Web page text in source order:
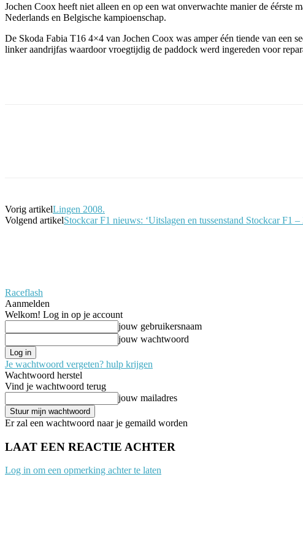
Jochen Coox heeft niet alleen en op een wat onverwachte manier de éérste
Nederlands en Belgische kampioenschap.
De Skoda Fabia T16 4×4 van Jochen Coox was amper één tiende van een
linker aandrijfas waardoor vroegtijdig de paddock werd ingereden voor
Vorig artikelLingen 2008.
Volgend artikelStockcar F1 nieuws: ‘Uitslagen en tussenstand Stockcar F1 –
Raceflash
Aanmelden
Welkom! Log in op je account
jouw gebruikersnaam
jouw wachtwoord
Je wachtwoord vergeten? hulp krijgen
Wachtwoord herstel
Vind je wachtwoord terug
jouw mailadres
Er zal een wachtwoord naar je gemaild worden
LAAT EEN REACTIE ACHTER
Log in om een opmerking achter te laten